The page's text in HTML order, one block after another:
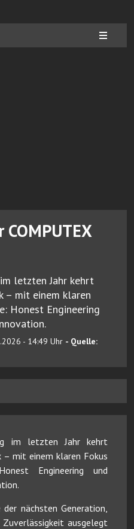
COMPUTEX
letzten Jahr kehrt
– mit einem klaren
Honest Engineering
- 14:49 Uhr - Quelle:
im letzten Jahr kehrt
– mit einem klaren Fokus
Engineering und
nächsten Generation,
ausgelegt